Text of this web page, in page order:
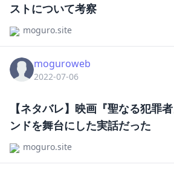
ストについて考察
moguro.site
moguroweb
2022-07-06
【ネタバレ】映画『聖なる犯罪
ンドを舞台にした実話だった
moguro.site